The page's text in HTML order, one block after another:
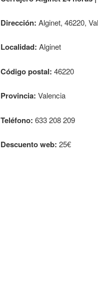
Dirección: Alginet, 46220,
Localidad: Alginet
Código postal: 46220
Provincia: Valencia
Teléfono: 633 208 209
Descuento web: 25€